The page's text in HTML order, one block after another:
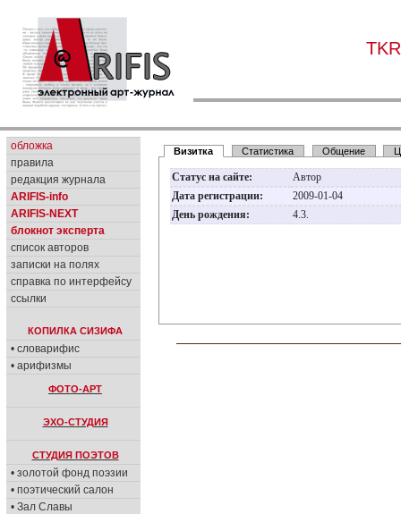
обложка
правила
редакция журнала
ARIFIS-info
ARIFIS-NEXT
блокнот эксперта
список авторов
записки на полях
справка по интерфейсу
ссылки
КОПИЛКА СИЗИФА
• словарифис
• арифизмы
ФОТО-АРТ
ЭХО-СТУДИЯ
СТУДИЯ ПОЭТОВ
• золотой фонд поэзии
• поэтический салон
• Зал Славы
Визитка Статистика Общение
Статус на сайте:
Автор
Дата регистрации:
2009-01-04
День рождения:
4.3.